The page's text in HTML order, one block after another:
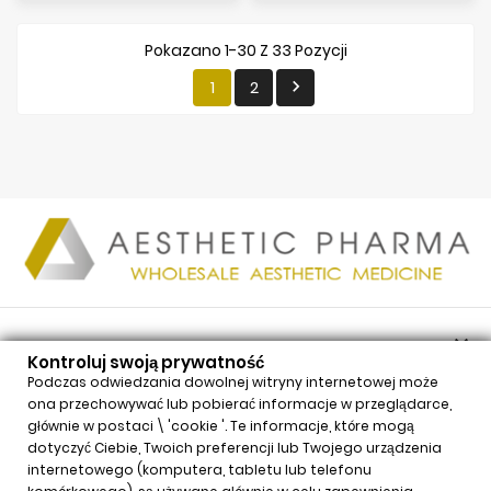
Pokazano 1-30 Z 33 Pozycji
1 2 
PRODUKTY 
NASZA FIRMA
TWOJE KONTO 
INFORMACJE
Kontroluj swoją prywatność
Podczas odwiedzania dowolnej witryny internetowej może
ona przechowywać lub pobierać informacje w przeglądarce,
głównie w postaci \ 'cookie '. Te informacje, które mogą
dotyczyć Ciebie, Twoich preferencji lub Twojego urządzenia
internetowego (komputera, tabletu lub telefonu